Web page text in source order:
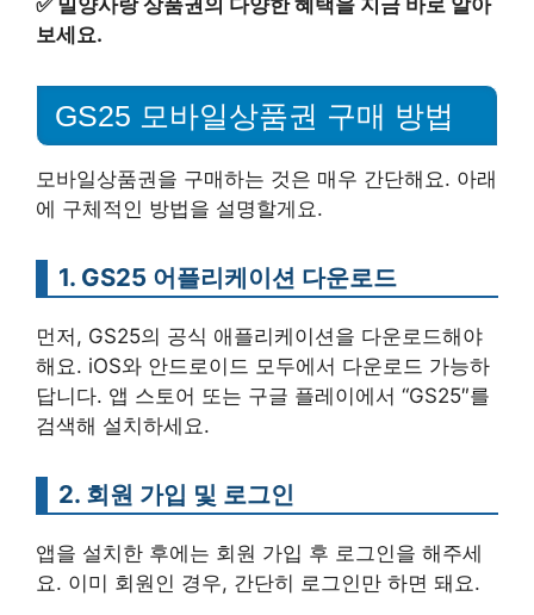
보세요.
GS25 모바일상품권 구매 방법
모바일상품권을 구매하는 것은 매우 간단해요. 아래
에 구체적인 방법을 설명할게요.
1. GS25 어플리케이션 다운로드
먼저, GS25의 공식 애플리케이션을 다운로드해야
해요. iOS와 안드로이드 모두에서 다운로드 가능하
답니다. 앱 스토어 또는 구글 플레이에서 “GS25″를
검색해 설치하세요.
2. 회원 가입 및 로그인
앱을 설치한 후에는 회원 가입 후 로그인을 해주세
요. 이미 회원인 경우, 간단히 로그인만 하면 돼요.